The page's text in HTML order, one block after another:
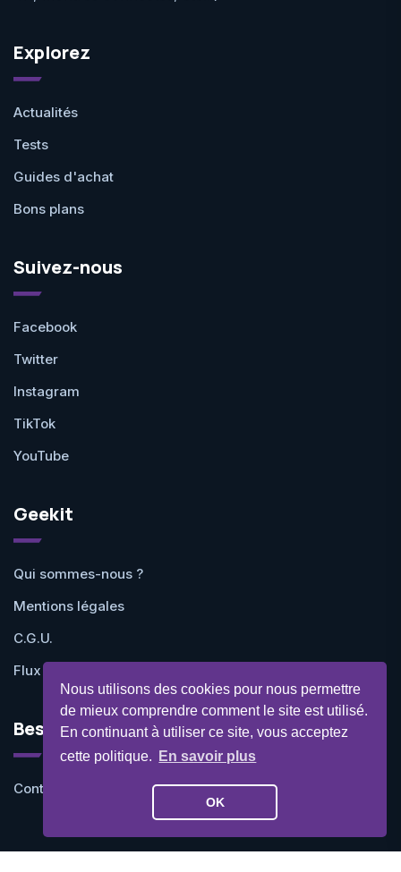
Nous utilisons des cookies pour nous permettre
de mieux comprendre comment le site est utilisé.
En continuant à utiliser ce site, vous acceptez
cette politique.
En savoir plus
OK
Explorez
Actualités
Tests
Guides d'achat
Bons plans
Suivez-nous
Facebook
Twitter
Instagram
TikTok
YouTube
Geekit
Qui sommes-nous ?
Mentions légales
C.G.U.
Flux RSS
Besoin d'aide ?
Contactez-nous